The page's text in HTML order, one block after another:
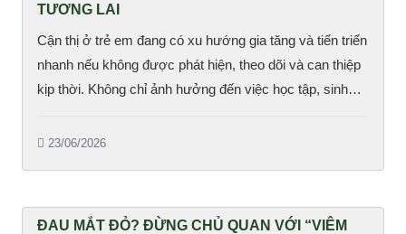
TƯƠNG LAI
Cận thị ở trẻ em đang có xu hướng gia tăng và tiến triển
nhanh nếu không được phát hiện, theo dõi và can thiệp
kịp thời. Không chỉ ảnh hưởng đến việc học tập, sinh
các bệnh lý về mắt trong tương lai.
23/06/2026
ĐAU MẮT ĐỎ? ĐỪNG CHỦ QUAN VỚI “VIÊM